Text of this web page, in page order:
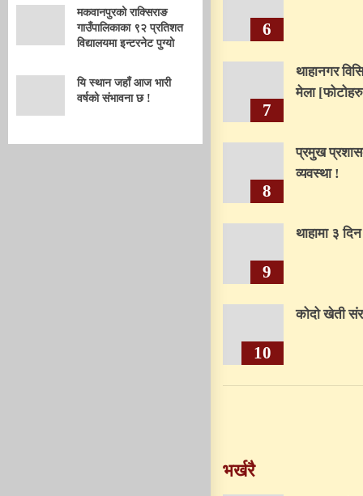
मकवानपुरको राक्सिराङ
गाउँपालिकाका ९२ प्रतिशत
विद्यालयमा इन्टरनेट पुग्यो
यि स्थान जहाँ आज भारी
वर्षको संभावना छ !
6
7
थाहानगर
मेला
8
प्रमुख
व्यवस्था !
9
थाहामा ३
10
कोदो खेती
भर्खरै